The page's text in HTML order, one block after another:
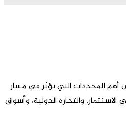
أهم المحددات التي تؤثر في مسار
والتجارة الدولية، وأسواق